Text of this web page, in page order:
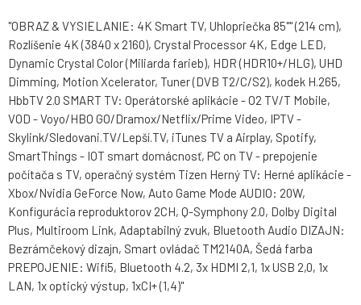
"OBRAZ & VYSIELANIE: 4K Smart TV, Uhlopriečka 85"" (214 cm),
Rozlíšenie 4K (3840 x 2160), Crystal Processor 4K, Edge LED,
Dynamic Crystal Color (Miliarda farieb), HDR (HDR10+/HLG), UHD
Dimming, Motion Xcelerator, Tuner (DVB T2/C/S2), kodek H.265,
HbbTV 2.0 SMART TV: Operátorské aplikácie - O2 TV/T Mobile,
VOD - Voyo/HBO GO/Dramox/Netflix/Prime Video, IPTV -
Skylink/Sledovani.TV/Lepší.TV, iTunes TV a Airplay, Spotify,
SmartThings - IOT smart domácnosť, PC on TV - prepojenie
počítača s TV, operačný systém Tizen Herný TV: Herné aplikácie -
Xbox/Nvidia GeForce Now, Auto Game Mode AUDIO: 20W,
Konfigurácia reproduktorov 2CH, Q-Symphony 2.0, Dolby Digital
Plus, Multiroom Link, Adaptabilný zvuk, Bluetooth Audio DIZAJN:
Bezrámčekový dizajn, Smart ovládač TM2140A, Šedá farba
PREPOJENIE: Wifi5, Bluetooth 4.2, 3x HDMI 2,1, 1x USB 2,0, 1x
LAN, 1x optický výstup, 1xCI+ (1,4)"